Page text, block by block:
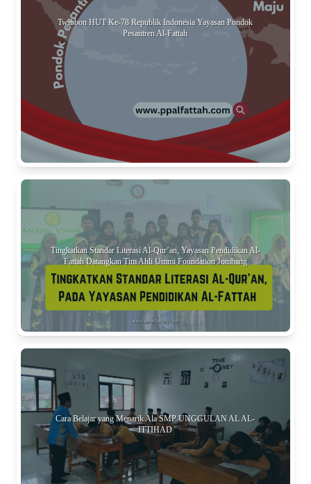
Twibbon HUT Ke-78 Republik Indonesia Yayasan Pondok
Pesantren Al-Fattah
Tingkatkan Standar Literasi Al-Qur’an, Yayasan Pendidikan Al-
Fattah Datangkan Tim Ahli Ummi Foundation Jombang
Cara Belajar yang Menarik Ala SMP UNGGULAN AL AL-
ITTIHAD